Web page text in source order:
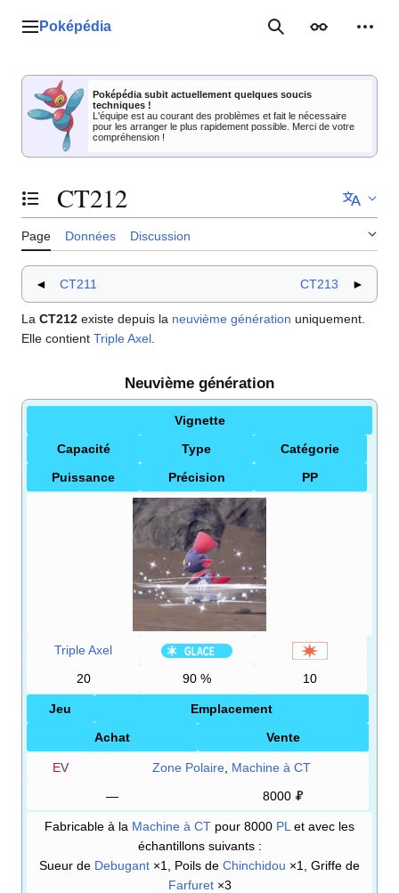
Menu principal
Poképédia RechercherApparence
Poképédia subit actuellement quelques soucis
techniques !
L'équipe est au courant des problèmes et fait le nécessaire
pour les arranger le plus rapidement possible. Merci de votre
compréhension !
Basculer la table des matières
CT212
Page Données Discussion
◄ CT211 CT213 ►
La CT212 existe depuis la neuvième génération uniquement.
Elle contient Triple Axel
Neuvième génération
Vignette
Capacité
Type
Catégorie
Puissance
Précision PP
Triple Axel
20
90 % 10
Jeu
Emplacement
Achat
Vente
EV Zone Polaire, Machine à CT
—
8000
Fabricable à la Machine à CT pour 8000 PL et avec les
échantillons suivants :
Sueur de Debugant ×1, Poils de Chinchidou ×1, Griffe de
Farfuret×3